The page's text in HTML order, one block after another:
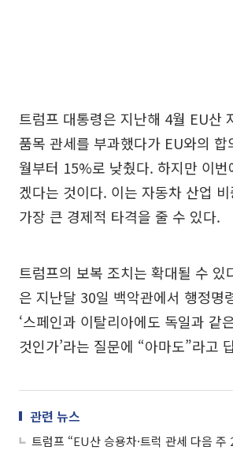
트럼프 대통령은 지난해 4월 EU산
품목 관세를 부과했다가 EU와의
월부터 15%로 낮췄다. 하지만 이번
겠다는 것이다. 이는 자동차 산업
가장 큰 경제적 타격을 줄 수 있다.
트럼프의 보복 조치는 확대될 수 있
은 지난달 30일 백악관에서 행정명
‘스페인과 이탈리아에도 독일과 같
것인가’라는 질문에 “아마도”라고
관련 뉴스
트럼프 “EU산 승용차·트럭 관세 다음 주